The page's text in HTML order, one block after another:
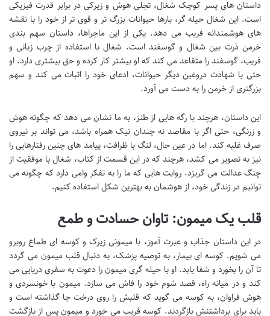
داستان های پسر کوچک شغال، تجلی هوش و زیرکی در برابر قدرت فیزیکی
است. این شغال حیله گر، بارها حیوانات بزرگ تر و قوی تر از خود را با نقشه
های هوشمندانه فریب می دهد. یکی از این ماجراها، داستان سهم بندی
خرمن ذرت بین شغال و گوسفند است. شغال با استفاده از چرب زبانی و
فریب، گوسفند را متقاعد می کند که او بیشتر کار کرده و حق بیشتری دارد. او
حتی با شهادت دروغین دیگر حیوانات، ادعای خود را اثبات می کند و سهم
بزرگتری از خرمن را به دست می آورد.
این داستان، هرچند با رگه هایی از طنز، به ما نشان می دهد که چگونه هوش
و زرنگی، حتی اگر با مقاصد نه چندان نیک همراه باشد، می تواند بر نیروی
صرف غلبه کند. اما در عین حال، لنگ با ظرافت، پیامد های چنین رفتارهایی را
نیز به تصویر می کشد، هرچند که در این قسمت از کتاب، شغال با موفقیت از
چنگ عدالت می گریزد. روایت هایی که ما را به تفکر وامی دارد که چگونه می
توانیم در زندگی خود، از هوشمان به بهترین شکل استفاده کنیم.
قلب یک میمون: تاوان حسادت و طمع
در این داستان جذاب و عبرت آموز، با میمونی زیرک و کوسه ای طماع روبرو
می شویم. کوسه ای بیمار، به توصیه پزشک، به دنبال قلب میمون می گردد
تا آن را بخورد و شفا یابد. او با حیله گری میمون را دعوت به سفری دریایی می
کند و در میانه راه، قصد شوم خود را فاش می سازد. میمون با خونسردی و
هوش فراوان، به کوسه می گوید که قلبش را روی درخت جا گذاشته است و
باید برای برداشتنش بازگردند. کوسه فریب می خورد و میمون پس از بازگشت